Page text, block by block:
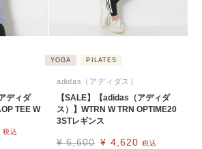
ディダ
TEE W
税込
YOGA PILATES
adidas（アディダス）
【SALE】【adidas（アディダ
ス）】WTRN W TRN OPTIME20
3STレギンス
¥ 6,600 ¥ 4,620 税込